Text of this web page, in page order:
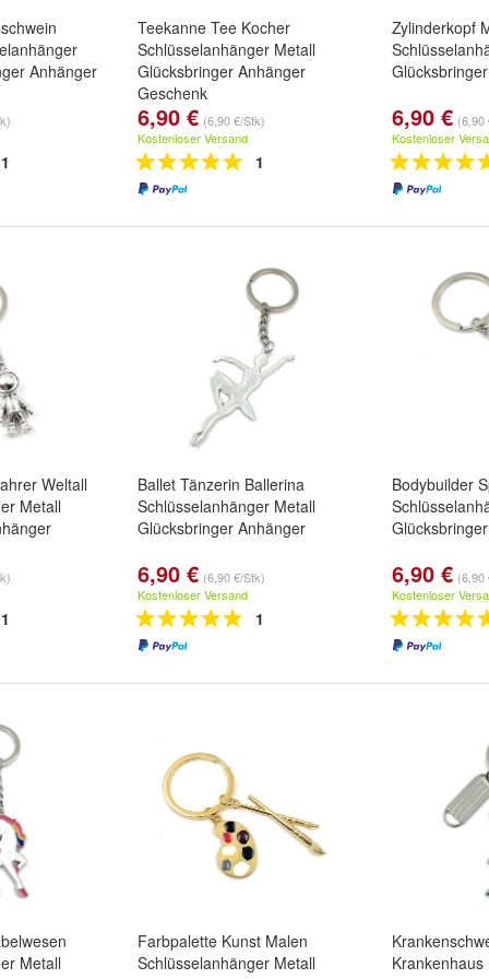
Anhänger
1
Teekanne Tee Kocher
Schlüsselanhänger Metall
Glücksbringer Anhänger
Geschenk
6,90 € (6,90 €/Stk)
Kostenloser Versand
1
Zylinderkopf
6,90 € (6,90
Kostenloser
Weltall
Metall
1
Ballet Tänzerin Ballerina
Schlüsselanhänger Metall
Glücksbringer Anhänger
6,90 € (6,90 €/Stk)
Kostenloser Versand
1
Bodybuilder
6,90 € (6,90
Kostenloser
Metall
Farbpalette Kunst Malen
Schlüsselanhänger Metall
Krankenhaus